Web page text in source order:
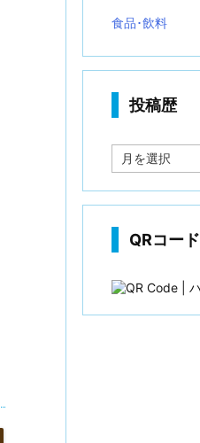
食品･飲料
投稿歴
稿
QRコード